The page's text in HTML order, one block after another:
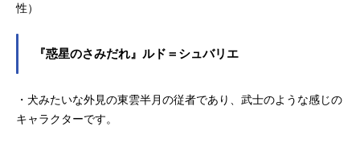
性）
『惑星のさみだれ』ルド＝シュバリエ
・犬みたいな外見の東雲半月の従者であり、武士のような感じの
キャラクターです。